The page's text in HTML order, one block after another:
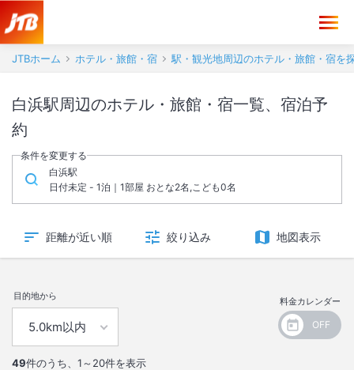
JTBホーム ホテル・旅館・宿 駅・観光地周辺のホテル・旅館・宿を
白浜駅周辺のホテル・旅館・宿一覧、宿泊予
約
条件を変更する
白浜駅
日付未定 - 1泊｜1部屋 おとな2名,こども0名
距離が近い順 絞り込み 地図表示
目的地から 料金カレンダー
49件のうち、 1～20件を表示